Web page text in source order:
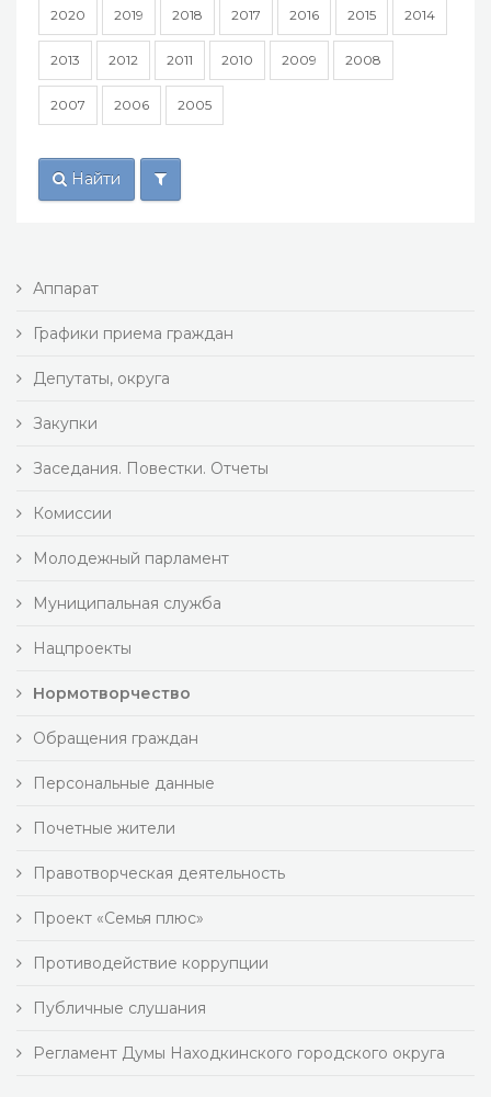
2020 2019 2018 2017 2016 2015 2014
2013 2012 2011 2010 2009 2008
2007 2006 2005
Найти
Аппарат
Графики приема граждан
Депутаты, округа
Закупки
Заседания. Повестки. Отчеты
Комиссии
Молодежный парламент
Муниципальная служба
Нацпроекты
Нормотворчество
Обращения граждан
Персональные данные
Почетные жители
Правотворческая деятельность
Проект «Семья плюс»
Противодействие коррупции
Публичные слушания
Регламент Думы Находкинского городского округа